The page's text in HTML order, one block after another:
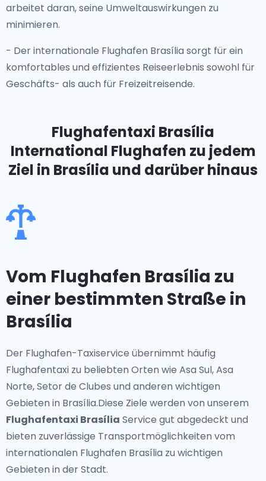
arbeitet daran, seine Umweltauswirkungen zu
minimieren.
- Der internationale Flughafen Brasília sorgt für ein
komfortables und effizientes Reiseerlebnis sowohl für
Geschäfts- als auch für Freizeitreisende.
Flughafentaxi Brasília
International Flughafen zu jedem
Ziel in Brasília und darüber hinaus
Vom Flughafen Brasília zu
einer bestimmten Straße in
Brasília
Der Flughafen-Taxiservice übernimmt häufig
Flughafentaxi zu beliebten Orten wie Asa Sul, Asa
Norte, Setor de Clubes und anderen wichtigen
Gebieten in Brasília.Diese Ziele werden von unserem
Flughafentaxi Brasília Service gut abgedeckt und
bieten zuverlässige Transportmöglichkeiten vom
internationalen Flughafen Brasília zu wichtigen
Gebieten in der Stadt.